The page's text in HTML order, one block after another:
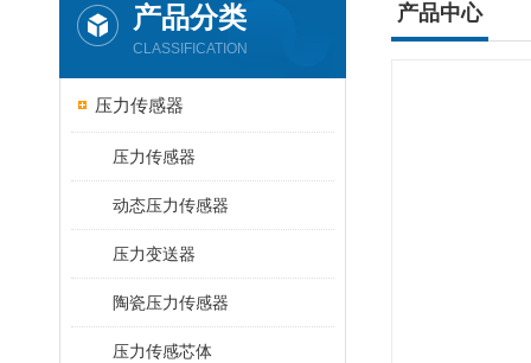
产品分类
CLASSIFICATION
压力传感器
压力传感器
动态压力传感器
压力变送器
陶瓷压力传感器
压力传感芯体
产品中心